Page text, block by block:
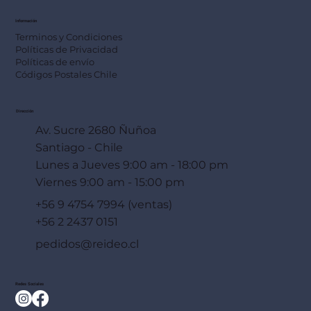
Información
Terminos y Condiciones
Políticas de Privacidad
Políticas de envío
Códigos Postales Chile
Dirección
Av. Sucre 2680 Ñuñoa
Santiago - Chile
Lunes a Jueves 9:00 am - 18:00 pm
Viernes 9:00 am - 15:00 pm
+56 9 4754 7994 (ventas)
+56 2 2437 0151
pedidos@reideo.cl
Redes Sociales